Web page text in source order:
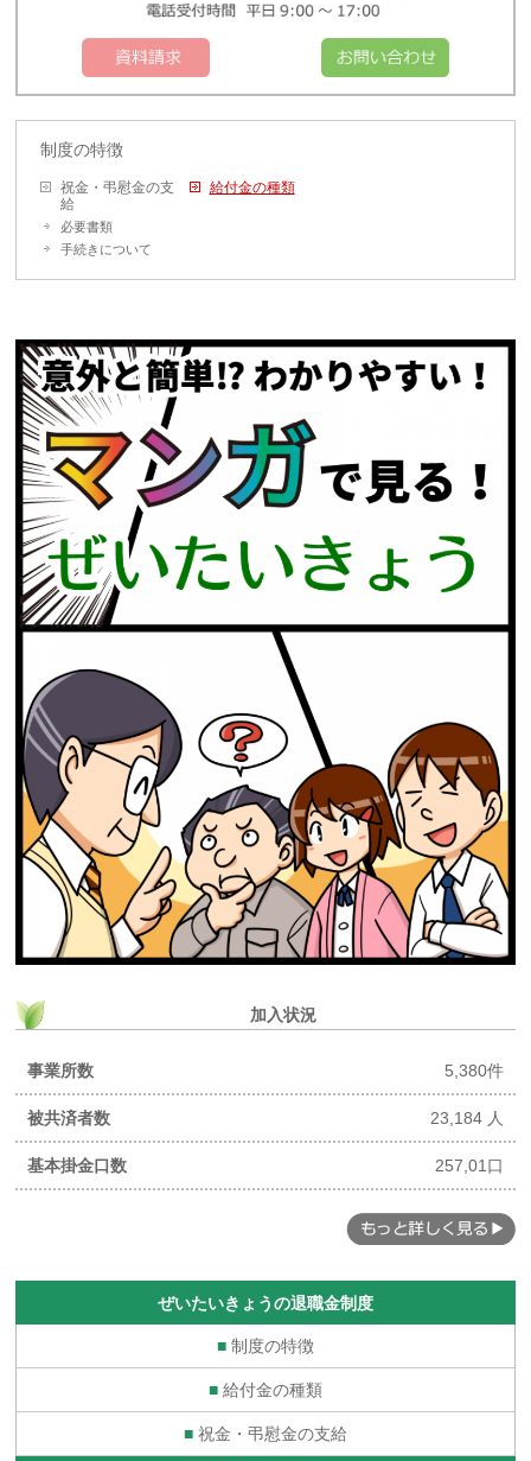
制度の特徴
祝金・弔慰金の支
給
必要書類
手続きについて
給付金の種類
加入状況
事業所数 5,380件
被共済者数 23,184 人
基本掛金口数 257,01口
ぜいたいきょうの退職金制度
■ 制度の特徴
■ 給付金の種類
■ 祝金・弔慰金の支給